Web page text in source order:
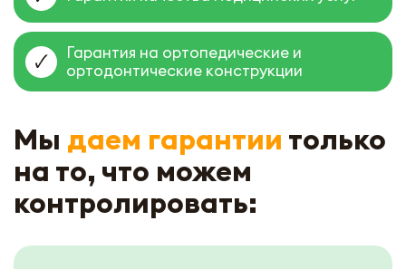
Гарантия на ортопедические и
ортодонтические конструкции
Мы даем гарантии только
на то, что можем
контролировать: